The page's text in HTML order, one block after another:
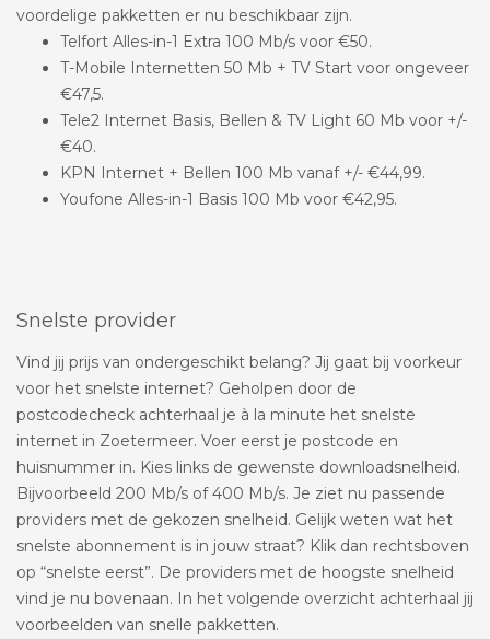
voordelige pakketten er nu beschikbaar zijn.
Telfort Alles-in-1 Extra 100 Mb/s voor €50.
T-Mobile Internetten 50 Mb + TV Start voor ongeveer
€47,5.
Tele2 Internet Basis, Bellen & TV Light 60 Mb voor +/-
€40.
KPN Internet + Bellen 100 Mb vanaf +/- €44,99.
Youfone Alles-in-1 Basis 100 Mb voor €42,95.
Snelste provider
Vind jij prijs van ondergeschikt belang? Jij gaat bij voorkeur
voor het snelste internet? Geholpen door de
postcodecheck achterhaal je à la minute het snelste
internet in Zoetermeer. Voer eerst je postcode en
huisnummer in. Kies links de gewenste downloadsnelheid.
Bijvoorbeeld 200 Mb/s of 400 Mb/s. Je ziet nu passende
providers met de gekozen snelheid. Gelijk weten wat het
snelste abonnement is in jouw straat? Klik dan rechtsboven
op “snelste eerst”. De providers met de hoogste snelheid
vind je nu bovenaan. In het volgende overzicht achterhaal jij
voorbeelden van snelle pakketten.